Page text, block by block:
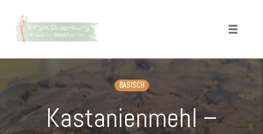
content
BASISCH
Kastanienmehl –